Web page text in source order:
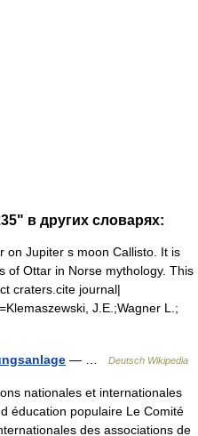
в других словарях:
Jupiter s moon Callisto. It is
of Ottar in Norse mythology. This
craters.cite journal|
J.E.;Wagner L.;
— … Deutsch Wikipedia
nationales et internationales
éducation populaire Le Comité
des associations de